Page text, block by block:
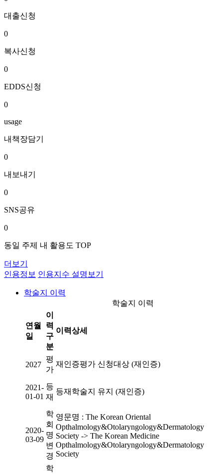
대출신청
0
복사신청
0
EDDS신청
0
usage
내책장담기
0
내보내기
0
SNS공유
0
동일 주제 내 활용도 TOP
더보기
인용정보 인용지수 설명보기
학술지 이력
학술지 이력
연월
일
이
력
구
분
이력상세
2027
평
가
재인증평가 신청대상 (재인증)
2021-
01-01
등
재
등재학술지 유지 (재인증)
2020-
03-09
학
회
명
변
경
영문명 : The Korean Oriental
Opthalmology&Otolaryngology&Dermatology
Society -> The Korean Medicine
Opthalmology&Otolaryngology&Dermatology
Society
학